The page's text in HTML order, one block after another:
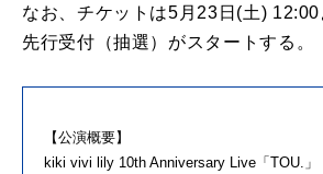
なお、チケットは5月23日(土)
先行受付（抽選）がスタートする。
【公演概要】
kiki vivi lily 10th Anniversary Live「TOU.」